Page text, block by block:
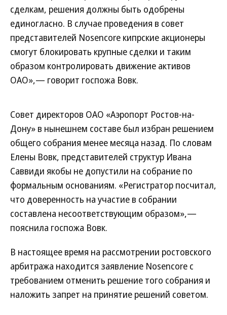
сделкам, решения должны быть одобрены
единогласно. В случае проведения в совет
представителей Nosencore кипрские акционеры
смогут блокировать крупные сделки и таким
образом контролировать движение активов
ОАО»,— говорит госпожа Вовк.
Совет директоров ОАО «Аэропорт Ростов-на-
Дону» в нынешнем составе был избран решением
общего собрания менее месяца назад. По словам
Елены Вовк, представителей структур Ивана
Саввиди якобы не допустили на собрание по
формальным основаниям. «Регистратор посчитал,
что доверенность на участие в собрании
составлена несоответствующим образом»,—
пояснила госпожа Вовк.
В настоящее время на рассмотрении ростовского
арбитража находится заявление Nosencore с
требованием отменить решение того собрания и
наложить запрет на принятие решений советом.